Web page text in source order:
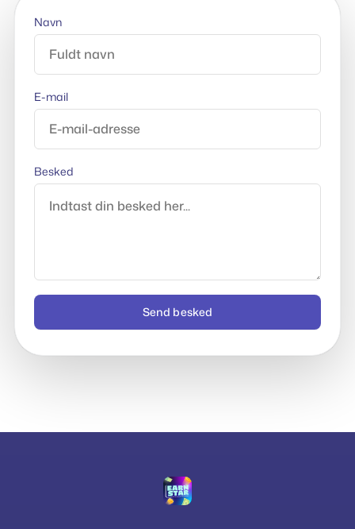
Navn
E-mail
Besked
Send besked